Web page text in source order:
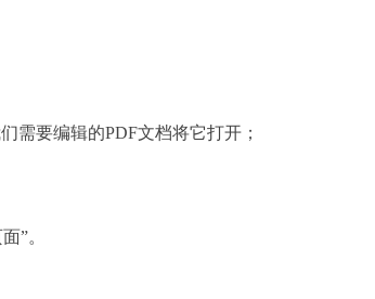
要编辑的PDF文档将它打开；
”。